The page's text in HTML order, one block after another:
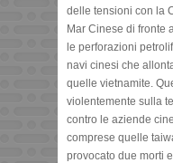
delle tensioni con la
Mar Cinese di fronte
le perforazioni
navi cinesi che
quelle vietnamite.
violentemente sulla
contro le aziende
comprese quelle
provocato due morti